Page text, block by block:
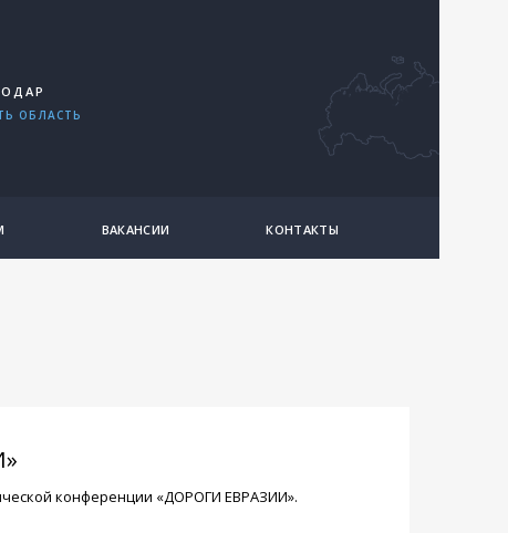
ОБЛАСТЬ
ВАКАНСИИ КОНТАКТЫ
конференции «ДОРОГИ ЕВРАЗИИ».